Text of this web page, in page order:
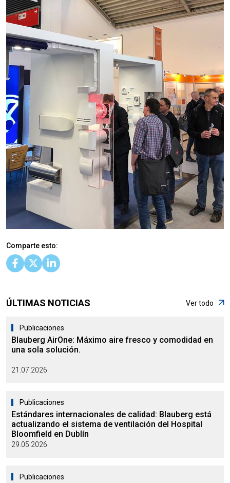
Comparte esto:
ÚLTIMAS NOTICIAS Ver todo
Publicaciones
Blauberg AirOne: Máximo aire fresco y comodidad en
una sola solución.
21.07.2026
Publicaciones
Estándares internacionales de calidad: Blauberg está
actualizando el sistema de ventilación del Hospital
Bloomfield en Dublín
29.05.2026
Publicaciones